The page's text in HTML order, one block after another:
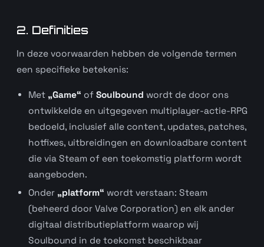
2. Definities
In deze voorwaarden hebben de volgende termen
een specifieke betekenis:
Met „Game“ of Soulbound wordt de door ons
ontwikkelde en uitgegeven multiplayer-actie-RPG
bedoeld, inclusief alle content, updates, patches,
hotfixes, uitbreidingen en downloadbare content
die via Steam of een toekomstig platform wordt
aangeboden.
Onder „platform“ wordt verstaan: Steam
(beheerd door Valve Corporation) en elk ander
digitaal distributieplatform waarop wij
Soulbound in de toekomst beschikbaar